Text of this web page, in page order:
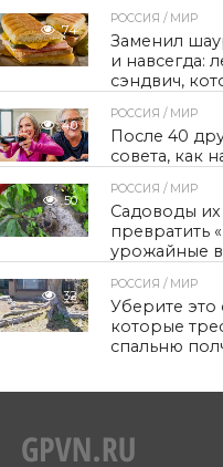
74
РОССИЯ / МИР
Заменил
и навсегда:
сэндвич,
40
РОССИЯ / МИР
После 40
совета, как
50
РОССИЯ / МИР
Садоводы их
превратить
урожайные
32
РОССИЯ / МИР
Уберите это
которые
спальню